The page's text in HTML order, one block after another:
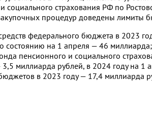
социального страхования РФ по
процедур доведены лимиты
федерального бюджета в 2023
состоянию на 1 апреля — 46 миллиарда;
пенсионного и социального
3,5 миллиарда рублей, в 2024 году на 1
в 2023 году — 17,4 миллиарда